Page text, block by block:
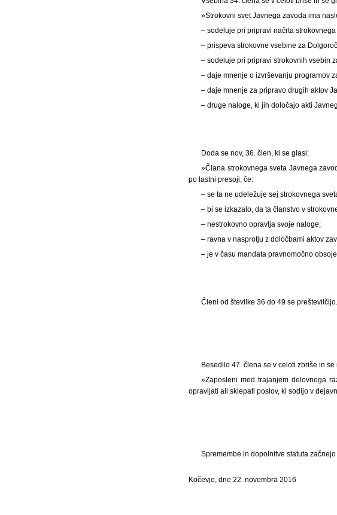
»Strokovni svet Javnega zavoda ima
– sodeluje pri pripravi načrta
– prispeva strokovne vsebine za
– sodeluje pri pripravi strokovnih vsebin
– daje mnenje o izvrševanju programov
– daje mnenje za pripravo drugih aktov
– druge naloge, ki jih določajo akti
Doda se nov, 36. člen, ki se glasi:
»Člana strokovnega sveta Javnega
po lastni presoji, če:
– se ta ne udeležuje sej strokovnega
– bi se izkazalo, da ta članstvo v
– nestrokovno opravlja svoje naloge;
– ravna v nasprotju z določbami aktov
– je v času mandata pravnomočno
Členi od številke 36 do 49 se preštevilčijo.
Besedilo 47. člena se v celoti zbriše in
»Zaposleni med trajanjem delovnega
opravljati ali sklepati poslov, ki sodijo v
Spremembe in dopolnitve statuta
Kočevje, dne 22. novembra 2016